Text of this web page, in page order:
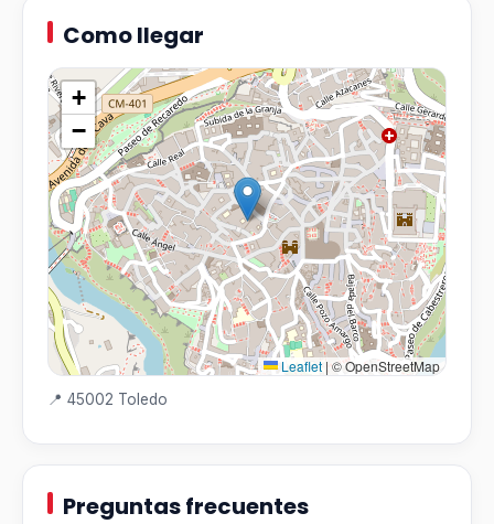
Como llegar
+
−
Leaflet | © OpenStreetMap
📍 45002 Toledo
Preguntas frecuentes